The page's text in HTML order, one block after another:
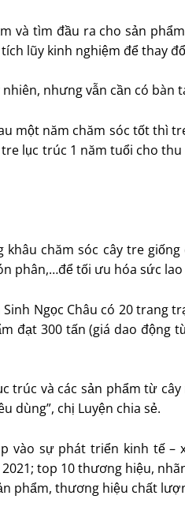
và tìm đầu ra cho sản
lũy kinh nghiệm để thay
nhưng vẫn cần có bàn
một năm chăm sóc tốt thì
lục trúc 1 năm tuổi cho
chăm sóc cây tre
phân,…để tối ưu hóa sức lao
Ngọc Châu có 20
300 tấn (giá dao động
trúc và các sản phẩm từ
dùng”, chị Luyện chia sẻ.
vào sự phát triển kinh tế
top 10 thương hiệu,
phẩm, thương hiệu chất